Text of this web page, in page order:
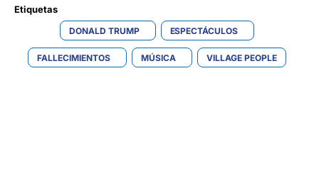
Etiquetas
DONALD TRUMP ESPECTÁCULOS
FALLECIMIENTOS MÚSICA VILLAGE PEOPLE